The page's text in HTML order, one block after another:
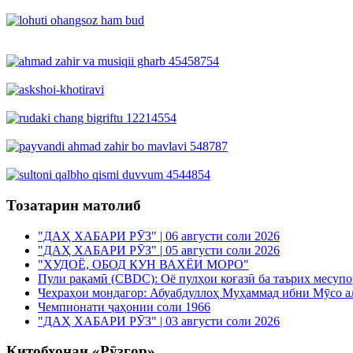
Тозатарин матолиб
"ДАҲ ХАБАРИ РӮЗ" | 06 августи соли 2026
"ДАҲ ХАБАРИ РӮЗ" | 05 августи соли 2026
"ХУДОЁ, ОБОД КУН ВАХЁИ МОРО"
Пули рақамӣ (CBDC): Оё пулҳои коғазӣ ба таърих
Чеҳраҳои мондагор: Абуабдуллоҳ Муҳаммад ибни Мӯсо
Чемпионати ҷаҳонии соли 1966
"ДАҲ ХАБАРИ РӮЗ" | 03 августи соли 2026